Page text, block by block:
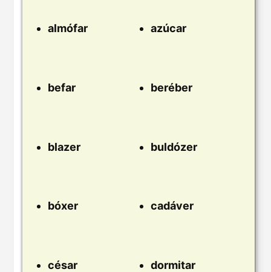
almófar azúcar
befar beréber
blazer buldózer
bóxer cadáver
césar dormitar